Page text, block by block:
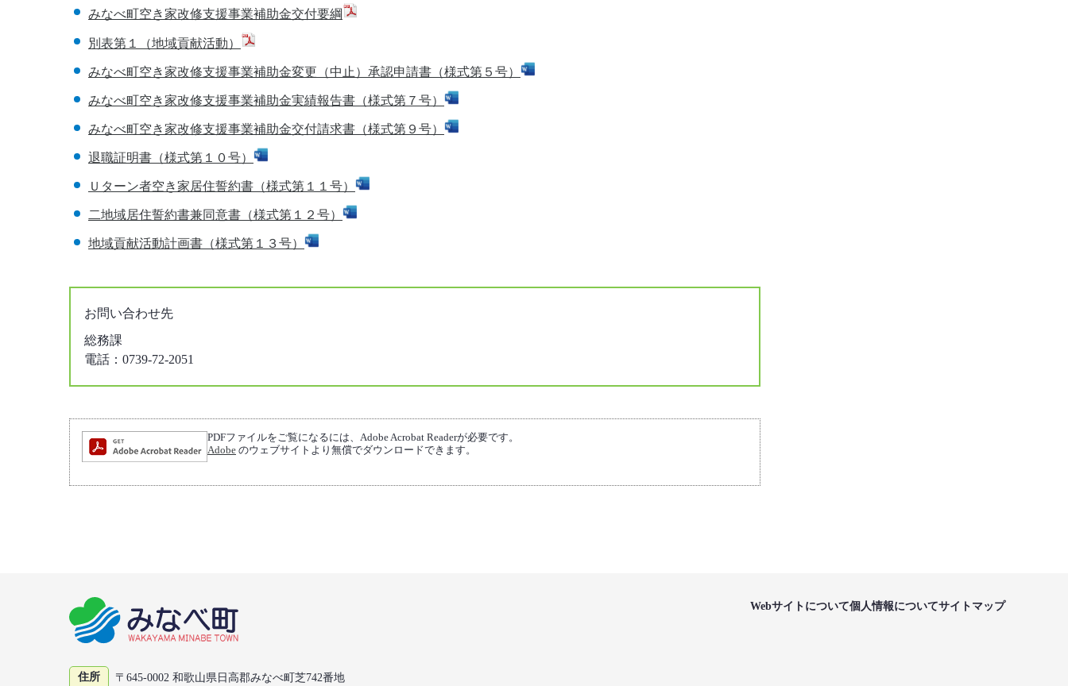
みなべ町空き家改修支援事業補助金交付要綱
別表第１（地域貢献活動）
みなべ町空き家改修支援事業補助金変更（中止）承認申請書（様式第５号）
みなべ町空き家改修支援事業補助金実績報告書（様式第７号）
みなべ町空き家改修支援事業補助金交付請求書（様式第９号）
退職証明書（様式第１０号）
Ｕターン者空き家居住誓約書（様式第１１号）
二地域居住誓約書兼同意書（様式第１２号）
地域貢献活動計画書（様式第１３号）
お問い合わせ先
総務課
電話：0739-72-2051
PDFファイルをご覧になるには、Adobe Acrobat Readerが必要です。
Adobe のウェブサイトより無償でダウンロードできます。
住所 〒645-0002 和歌山県日高郡みなべ町芝742番地
Webサイトについて個人情報についてサイトマップ